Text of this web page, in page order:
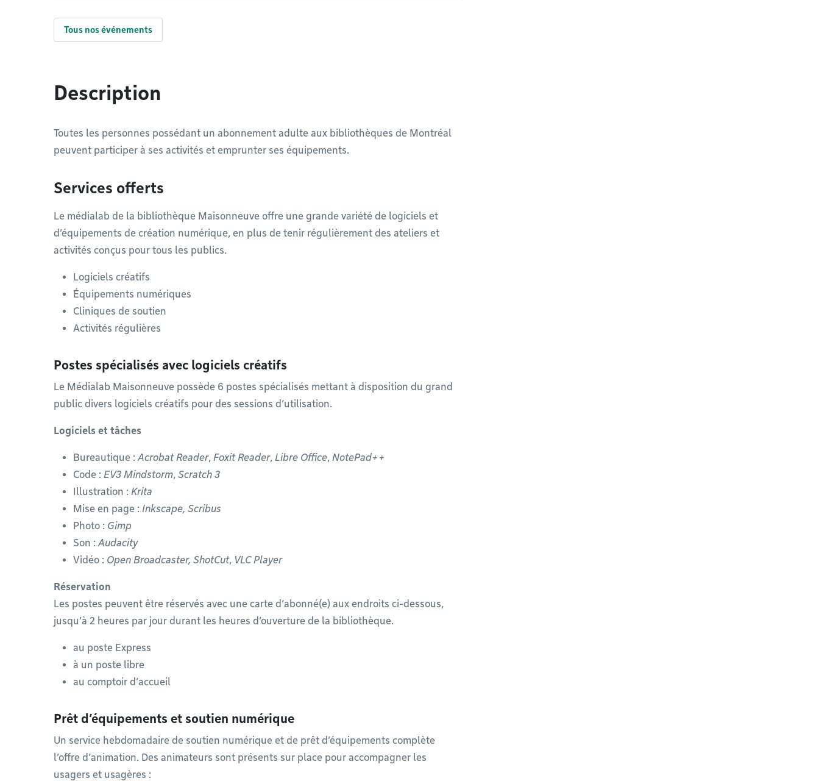
Tous nos événements
Description
Toutes les personnes possédant un abonnement adulte aux bibliothèques de Montréal
peuvent participer à ses activités et emprunter ses équipements.
Services offerts
Le médialab de la bibliothèque Maisonneuve offre une grande variété de logiciels et
d’équipements de création numérique, en plus de tenir régulièrement des ateliers et
activités conçus pour tous les publics.
Logiciels créatifs
Équipements numériques
Cliniques de soutien
Activités régulières
Postes spécialisés avec logiciels créatifs
Le Médialab Maisonneuve possède 6 postes spécialisés mettant à disposition du grand
public divers logiciels créatifs pour des sessions d’utilisation.
Logiciels et tâches
Bureautique :Acrobat Reader, Foxit Reader, Libre Office, NotePad++
Code : EV3 Mindstorm, Scratch 3
Illustration : Krita
Mise en page : Inkscape, Scribus
Photo : Gimp
Son :Audacity
Vidéo : Open Broadcaster, ShotCut, VLC Player
Réservation
Les postes peuvent être réservés avec une carte d’abonné(e) aux endroits ci-dessous,
jusqu’à 2 heures par jour durant les heures d’ouverture de la bibliothèque.
au poste Express
à un poste libre
au comptoir d’accueil
Prêt d’équipements et soutien numérique
Un service hebdomadaire de soutien numérique et de prêt d’équipements complète
l’offre d’animation. Des animateurs sont présents sur place pour accompagner les
usagers et usagères :